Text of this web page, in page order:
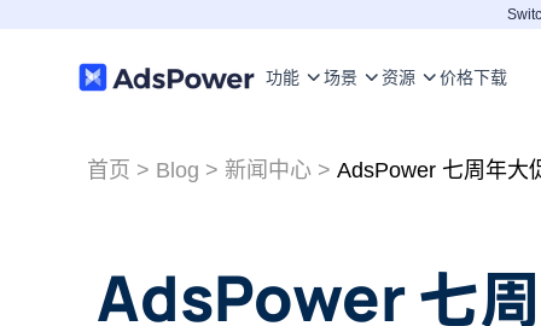
功能 场景 资源 价格下载
首页 > Blog > 新闻中心 > AdsPower 七周年大
AdsPower 七